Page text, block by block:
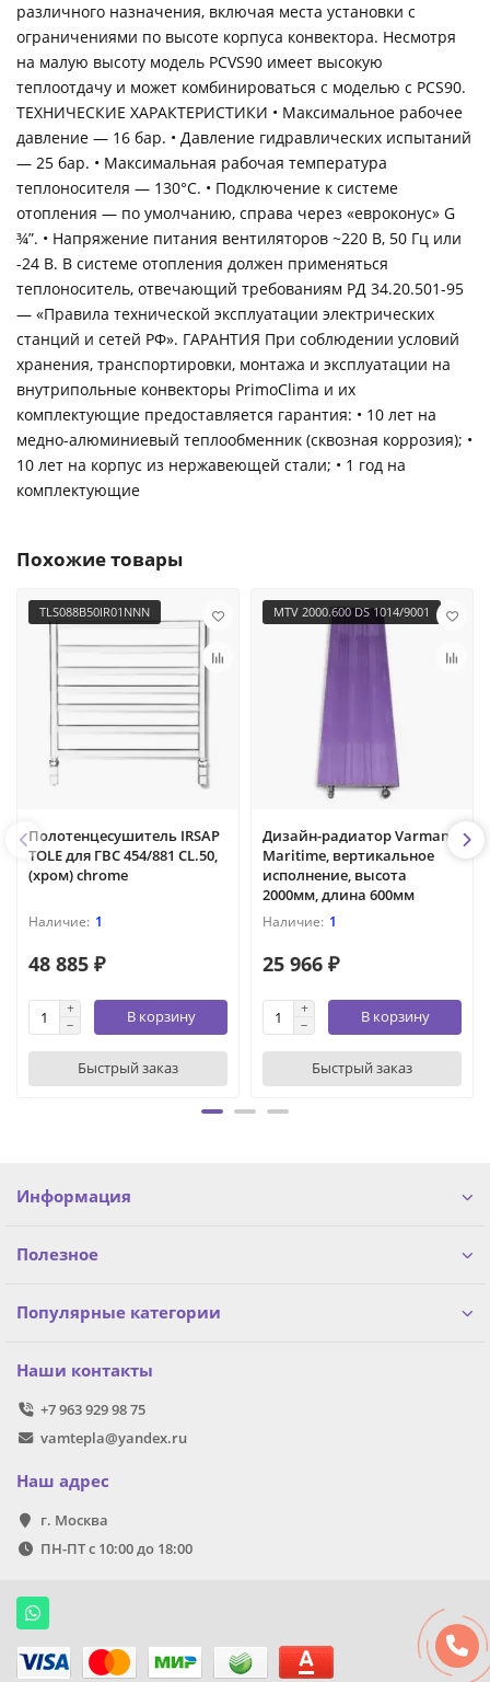
различного назначения, включая места установки с
ограничениями по высоте корпуса конвектора. Несмотря
на малую высоту модель PCVS90 имеет высокую
теплоотдачу и может комбинироваться с моделью с PCS90.
ТЕХНИЧЕСКИЕ ХАРАКТЕРИСТИКИ • Максимальное рабочее
давление — 16 бар. • Давление гидравлических испытаний
— 25 бар. • Максимальная рабочая температура
теплоносителя — 130°С. • Подключение к системе
отопления — по умолчанию, справа через «евроконус» G
¾”. • Напряжение питания вентиляторов ~220 В, 50 Гц или
-24 В. В системе отопления должен применяться
теплоноситель, отвечающий требованиям РД 34.20.501-95
— «Правила технической эксплуатации электрических
станций и сетей РФ». ГАРАНТИЯ При соблюдении условий
хранения, транспортировки, монтажа и эксплуатации на
внутрипольные конвекторы PrimoClima и их
комплектующие предоставляется гарантия: • 10 лет на
медно-алюминиевый теплообменник (сквозная коррозия); •
10 лет на корпус из нержавеющей стали; • 1 год на
комплектующие
Похожие товары
TLS088B50IR01NNN
Полотенцесушитель IRSAP
TOLE для ГВС 454/881 CL.50,
(хром) chrome
1
48 885 ₽
В корзину
Быстрый заказ
MTV 2000.600 DS 1014/9001
Дизайн-радиатор Varmann
Maritime, вертикальное
исполнение, высота
2000мм, длина 600мм
1
25 966 ₽
В корзину
Быстрый заказ
Информация
Полезное
Популярные категории
Наши контакты
+7 963 929 98 75
vamtepla@yandex.ru
Наш адрес
г. Москва
ПН-ПТ с 10:00 до 18:00